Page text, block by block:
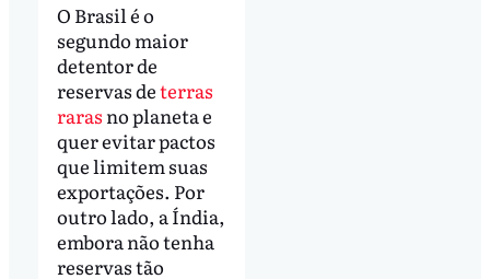
O Brasil é o
segundo maior
detentor de
reservas deterras
raras no planeta e
quer evitar pactos
que limitem suas
exportações. Por
outro lado, a Índia,
embora não tenha
reservas tão